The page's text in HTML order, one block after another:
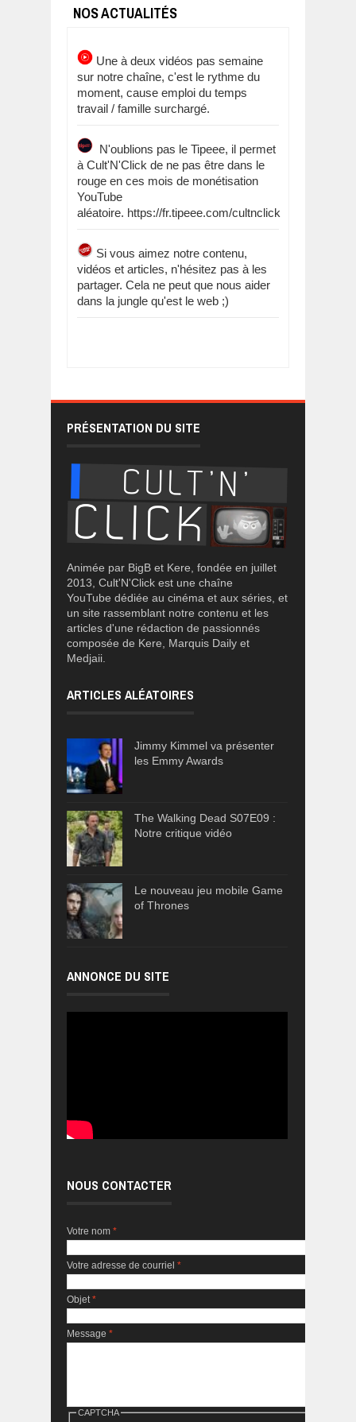
NOS ACTUALITÉS
Une à deux vidéos pas semaine
sur notre chaîne, c'est le rythme du
moment, cause emploi du temps
travail / famille surchargé.
N'oublions pas le Tipeee, il permet
à Cult'N'Click de ne pas être dans le
rouge en ces mois de monétisation
YouTube
aléatoire. https://fr.tipeee.com/cultnclick
Si vous aimez notre contenu,
vidéos et articles, n'hésitez pas à les
partager. Cela ne peut que nous aider
dans la jungle qu'est le web ;)
PRÉSENTATION DU SITE
Animée par BigB et Kere, fondée en juillet
2013, Cult'N'Click est une chaîne
YouTube dédiée au cinéma et aux séries, et
un site rassemblant notre contenu et les
articles d'une rédaction de passionnés
composée de Kere, Marquis Daily et
Medjaii.
ARTICLES ALÉATOIRES
Jimmy Kimmel va présenter
les Emmy Awards
The Walking Dead S07E09 :
Notre critique vidéo
Le nouveau jeu mobile Game
of Thrones
ANNONCE DU SITE
NOUS CONTACTER
Votre nom *
Votre adresse de courriel *
Objet*
Message *
CAPTCHA